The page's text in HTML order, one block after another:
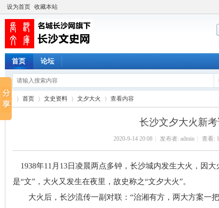
设为首页 收藏本站
首页 论坛
首页 文史资料 文夕大火 查看内容
长沙文夕大火新
2020-9-14 20:08 发布者: admin 查看:
1938年11月13日凌晨两点多钟 ， 长沙城内发生大火，因大
是“文”，大火又发生在夜里 ， 故史称之“文夕大火”。
大火后 ， 长沙流传一副对联：“治湘有方，两大方案一